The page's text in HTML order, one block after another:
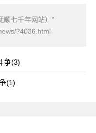
顺七千年网站）"
?4036.html
争(3)
(1)